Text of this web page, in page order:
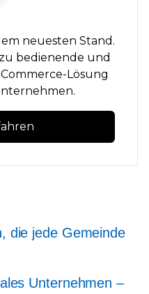
neuesten Stand.
bedienende und
Lösung
die jede Gemeinde
Unternehmen –